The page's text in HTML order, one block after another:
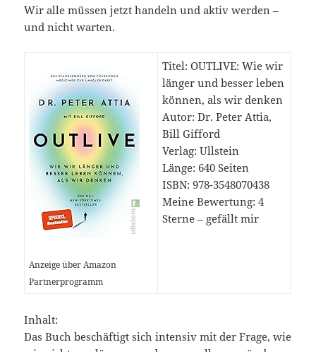
Wir alle müssen jetzt handeln und aktiv werden –
und nicht warten.
Anzeige über Amazon
Partnerprogramm
Titel: OUTLIVE: Wie wir
länger und besser leben
können, als wir denken
Autor: Dr. Peter Attia,
Bill Gifford
Verlag: Ullstein
Länge: 640 Seiten
ISBN: 978-3548070438
Meine Bewertung: 4
Sterne – gefällt mir
Inhalt:
Das Buch beschäftigt sich intensiv mit der Frage, wie